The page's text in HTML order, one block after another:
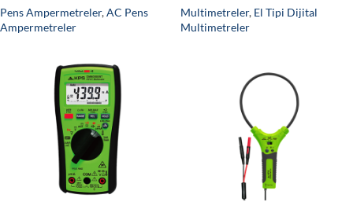
Pens Ampermetreler,AC Pens
Ampermetreler
Multimetreler, El Tipi Dijital
Multimetreler